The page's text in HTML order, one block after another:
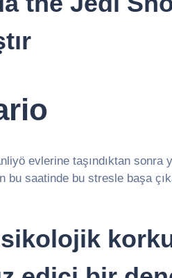
evlerine taşındıktan sonra
bu saatinde bu stresle başa